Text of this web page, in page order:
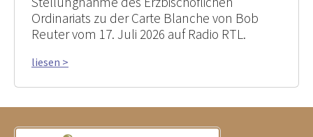
Ordinariats zu der Carte Blanche von Bob
Reuter vom 17. Juli 2026 auf Radio RTL.
liesen >